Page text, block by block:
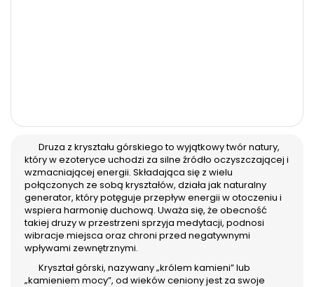
Druza z kryształu górskiego to wyjątkowy twór natury,
który w ezoteryce uchodzi za silne źródło oczyszczającej i
wzmacniającej energii. Składająca się z wielu
połączonych ze sobą kryształów, działa jak naturalny
generator, który potęguje przepływ energii w otoczeniu i
wspiera harmonię duchową. Uważa się, że obecność
takiej druzy w przestrzeni sprzyja medytacji, podnosi
wibracje miejsca oraz chroni przed negatywnymi
wpływami zewnętrznymi.
Kryształ górski, nazywany „królem kamieni” lub
„kamieniem mocy”, od wieków ceniony jest za swoje